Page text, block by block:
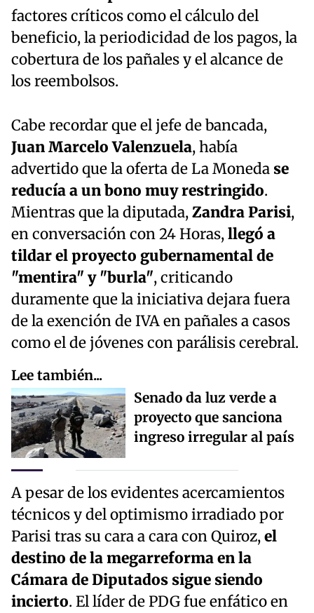
factores críticos como el cálculo del
beneficio, la periodicidad de los pagos, la
cobertura de los pañales y el alcance de
los reembolsos.
Cabe recordar que el jefe de bancada,
Juan Marcelo Valenzuela, había
advertido que la oferta de La Moneda se
reducía a un bono muy restringido.
Mientras que la diputada,Zandra Parisi,
en conversación con 24 Horas,llegó a
tildar el proyecto gubernamental de
"mentira" y "burla", criticando
duramente que la iniciativa dejara fuera
de la exención de IVA en pañales a casos
como el de jóvenes con parálisis cerebral.
Lee también...
Senado da luz verde a
proyecto que sanciona
ingreso irregular al país
A pesar de los evidentes acercamientos
técnicos y del optimismo irradiado por
Parisi tras su cara a cara con Quiroz,el
destino de la megarreforma en la
Cámara de Diputados sigue siendo
incierto. El líder de PDG fue enfático en